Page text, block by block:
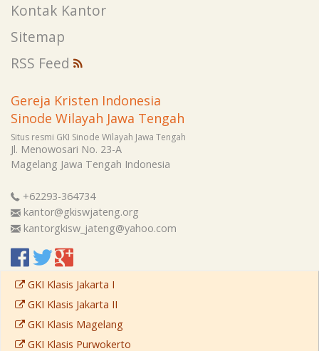
Kontak Kantor
Sitemap
RSS Feed
Gereja Kristen Indonesia
Sinode Wilayah Jawa Tengah
Situs resmi GKI Sinode Wilayah Jawa Tengah
Jl. Menowosari No. 23-A
Magelang Jawa Tengah Indonesia
+62293-364734
kantor@gkiswjateng.org
kantorgkisw_jateng@yahoo.com
GKI Klasis Jakarta I
GKI Klasis Jakarta II
GKI Klasis Magelang
GKI Klasis Purwokerto